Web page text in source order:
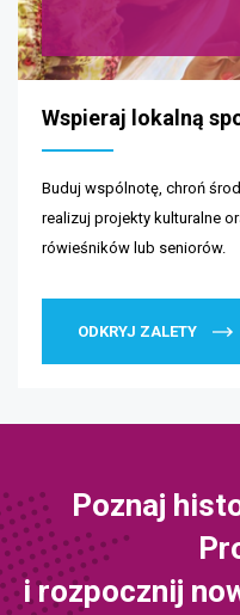
Wspieraj lokalną
Buduj wspólnotę, chroń
realizuj projekty kulturalne
rówieśników lub seniorów.
ODKRYJ ZALETY
Poznaj
i rozpocznij